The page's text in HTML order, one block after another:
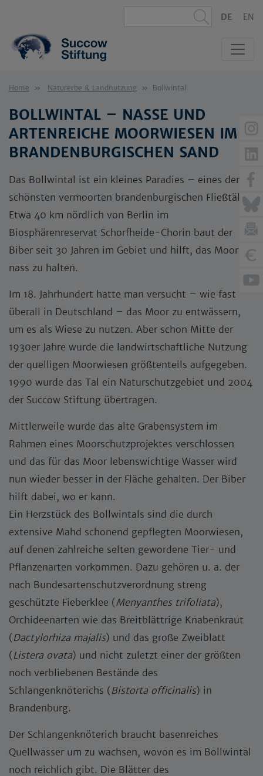
DE EN
Home Naturerbe & Landnutzung Bollwintal
BOLLWINTAL – NASSE UND
ARTENREICHE MOORWIESEN IM
BRANDENBURGISCHEN SAND
Das Bollwintal ist ein kleines Paradies – eines der
schönsten vermoorten brandenburgischen Fließtäler.
Etwa 40 km nördlich von Berlin im
Biosphärenreservat Schorfheide-Chorin baut der
Biber seit 30 Jahren im Gebiet und hilft, das Moor
nass zu halten.
Im 18. Jahrhundert hatte man versucht – wie fast
überall in Deutschland – das Moor zu entwässern,
um es als Wiese zu nutzen. Aber schon Mitte der
1930er Jahre wurde die landwirtschaftliche Nutzung
der quelligen Moorwiesen größtenteils aufgegeben.
1990 wurde das Tal ein Naturschutzgebiet und 2004
der Succow Stiftung übertragen.
Mittlerweile wurde das alte Grabensystem im
Rahmen eines Moorschutzprojektes verschlossen
und das für das Moor lebenswichtige Wasser wird
nun wieder besser in der Fläche gehalten. Der Biber
hilft dabei, wo er kann.
Ein Herzstück des Bollwintals sind die durch
extensive Mahd schonend gepflegten Moorwiesen,
auf denen zahlreiche selten gewordene Tier- und
Pflanzenarten vorkommen. Dazu gehören u. a. der
nach Bundesartenschutzverordnung streng
geschützte Fieberklee (Menyanthes trifoliata),
Orchideenarten wie das Breitblättrige Knabenkraut
(Dactylorhiza majalis) und das große Zweiblatt
(Listera ovata) und nicht zuletzt einer der größten
noch verbliebenen Bestände des
Schlangenknöterichs (Bistorta officinalis) in
Brandenburg.
Der Schlangenknöterich braucht basenreiches
Quellwasser um zu wachsen, wovon es im Bollwintal
noch reichlich gibt. Die Blätter des